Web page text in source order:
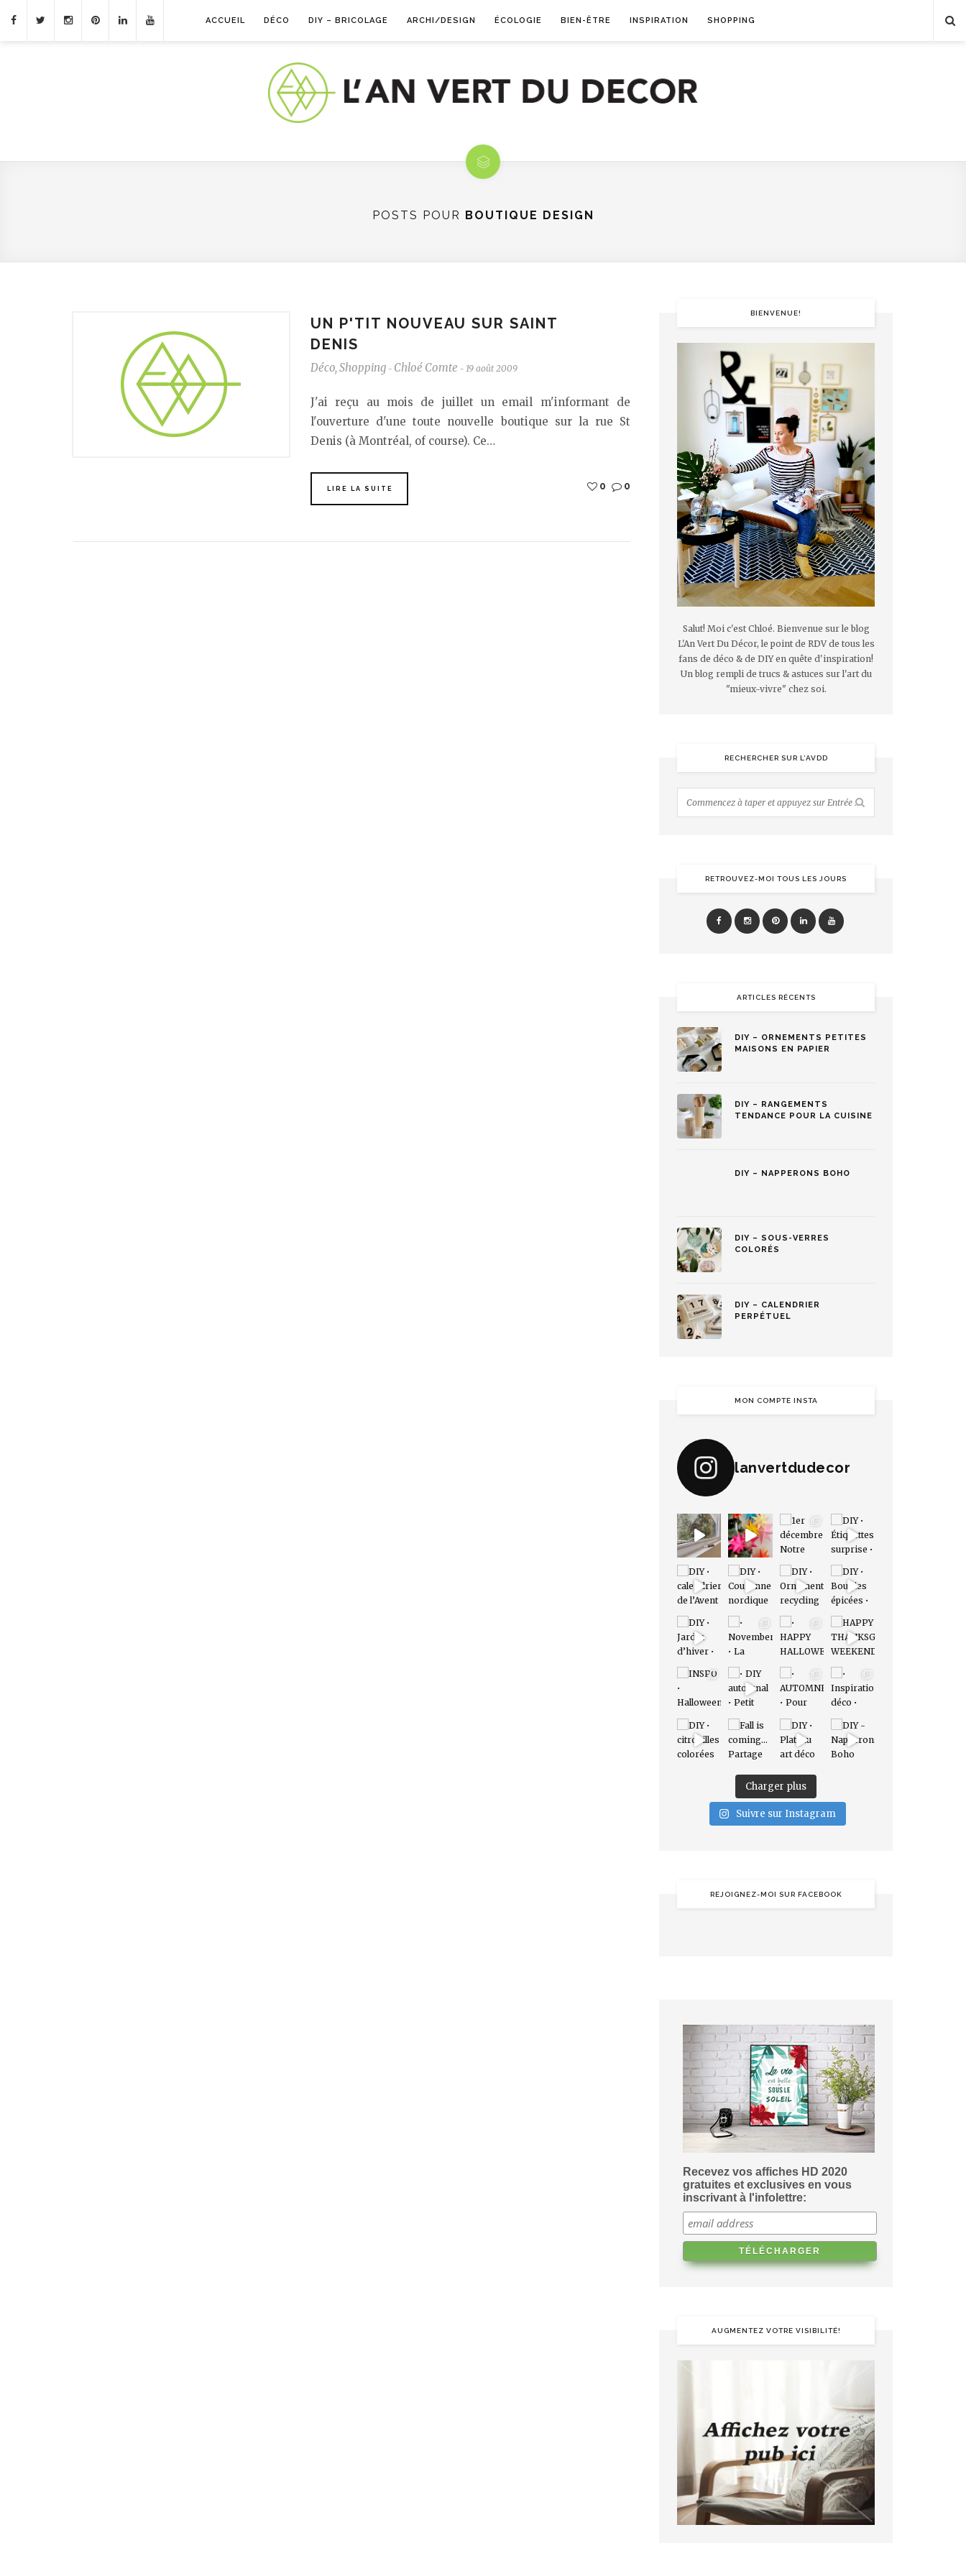
ACCUEIL DÉCO DIY – BRICOLAGE ARCHI/DESIGN ÉCOLOGIE BIEN-ÊTRE INSPIRATION SHOPPING
POSTS POUR BOUTIQUE DESIGN
UN P'TIT NOUVEAU SUR SAINT
DENIS
Déco, Shopping - Chloé Comte - 19 août 2009
J'ai reçu au mois de juillet un email m'informant de
l'ouverture d'une toute nouvelle boutique sur la rue St
Denis (à Montréal, of course). Ce…
LIRE LA SUITE 0 0
BIENVENUE!
Salut! Moi c'est Chloé. Bienvenue sur le blog
L'An Vert Du Décor, le point de RDV de tous les
fans de déco & de DIY en quête d'inspiration!
Un blog rempli de trucs & astuces sur l'art du
"mieux-vivre" chez soi.
RECHERCHER SUR L’AVDD
RETROUVEZ-MOI TOUS LES JOURS
ARTICLES RÉCENTS
DIY – ORNEMENTS PETITES
MAISONS EN PAPIER
DIY – RANGEMENTS
TENDANCE POUR LA CUISINE
DIY – NAPPERONS BOHO
DIY – SOUS-VERRES
COLORÉS
DIY – CALENDRIER
PERPÉTUEL
MON COMPTE INSTA
lanvertdudecor
Charger plus
Suivre sur Instagram
REJOIGNEZ-MOI SUR FACEBOOK
Recevez vos affiches HD 2020
gratuites et exclusives en vous
inscrivant à l'infolettre:
AUGMENTEZ VOTRE VISIBILITÉ!